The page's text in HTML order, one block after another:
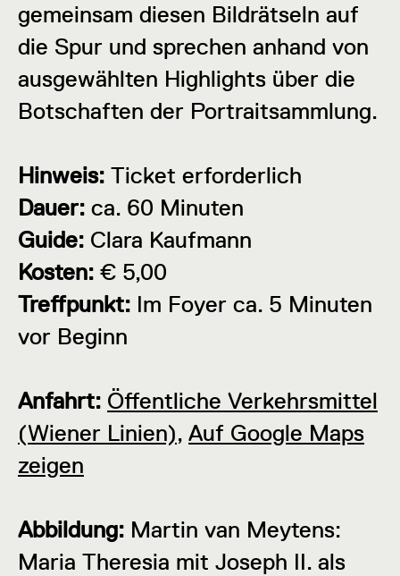
gemeinsam diesen Bildrätseln auf
die Spur und sprechen anhand von
ausgewählten Highlights über die
Botschaften der Portraitsammlung.
Hinweis: Ticket erforderlich
Dauer: ca. 60 Minuten
Guide: Clara Kaufmann
Kosten: € 5,00
Treffpunkt: Im Foyer ca. 5 Minuten
vor Beginn
Anfahrt: Öffentliche Verkehrsmittel
(Wiener Linien), Auf Google Maps
zeigen
Abbildung: Martin van Meytens:
Maria Theresia mit Joseph II. als